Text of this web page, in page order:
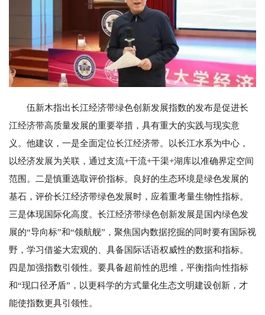
伍新木指出长江经济带绿色创新发展指数的发布是促进长
江经济带高质量发展的重要举措，具有重大的实践与现实意
义。他建议，一是全面定位长江经济带。以长江水系为中心，
以经济发展为关联，通过支流+干流+干渠+湖库以准确界定空间
范围。二是慎重选取评价指标。良好的生态环境是绿色发展的
基石，评价长江经济带绿色发展时，应着重考量生物性指标。
三是体现国际化高度。长江经济带绿色创新发展是国内绿色发
展的“导向标”和“领航舰”，聚焦国内数据挖掘的同时要有国际视
野，学习借鉴大宏观的、具备国际话语权威性的数据和指标。
四是加强指数引领性。要具备超前性的思维，平衡指向性指标
和“现口径矛盾”，以更科学的方式量化生态文明建设创新，才
能使指数更具引领性。